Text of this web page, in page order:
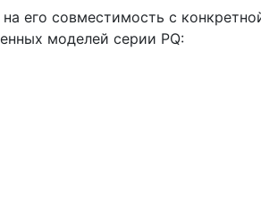
его совместимость с
моделей серии PQ: